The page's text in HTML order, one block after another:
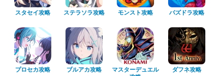
スタセイ攻略 ステラソラ攻略 モンスト攻略 パズドラ攻略
プロセカ攻略 ブルアカ攻略
マスターデュエル
ダフネ攻略